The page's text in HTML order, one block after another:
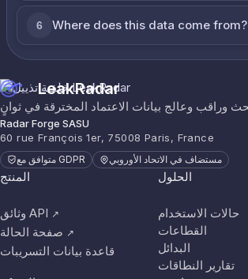
6 Where does this data come from?
LeakRadar
Radar Forge SASU
60 rue François 1er, 75008 Paris, France
متوافق مع GDPR مستضاف في الاتحاد الأوروبي
المنتج
وثائق API ↗
صفحة الحالة ↗
قاعدة بيانات التسريبات
الحلول
حالات الاستخدام
القطاعات
البدائل
تقارير النطاقات